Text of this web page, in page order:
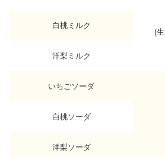
(
白桃ミルク
洋梨ミルク
いちごソーダ
白桃ソーダ
洋梨ソーダ